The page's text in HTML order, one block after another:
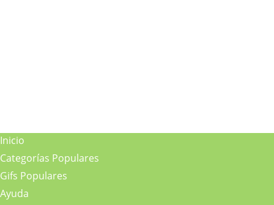
Inicio
Categorías Populares
Gifs Populares
Ayuda